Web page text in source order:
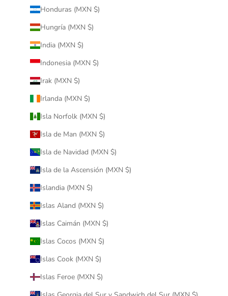
Honduras (MXN $)
Hungría (MXN $)
India (MXN $)
Indonesia (MXN $)
Irak (MXN $)
Irlanda (MXN $)
Isla Norfolk (MXN $)
Isla de Man (MXN $)
Isla de Navidad (MXN $)
Isla de la Ascensión (MXN $)
Islandia (MXN $)
Islas Aland (MXN $)
Islas Caimán (MXN $)
Islas Cocos (MXN $)
Islas Cook (MXN $)
Islas Feroe (MXN $)